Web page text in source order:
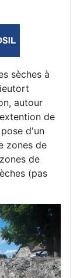
sèches à
autour
de
d'un
zones de
de
(pas